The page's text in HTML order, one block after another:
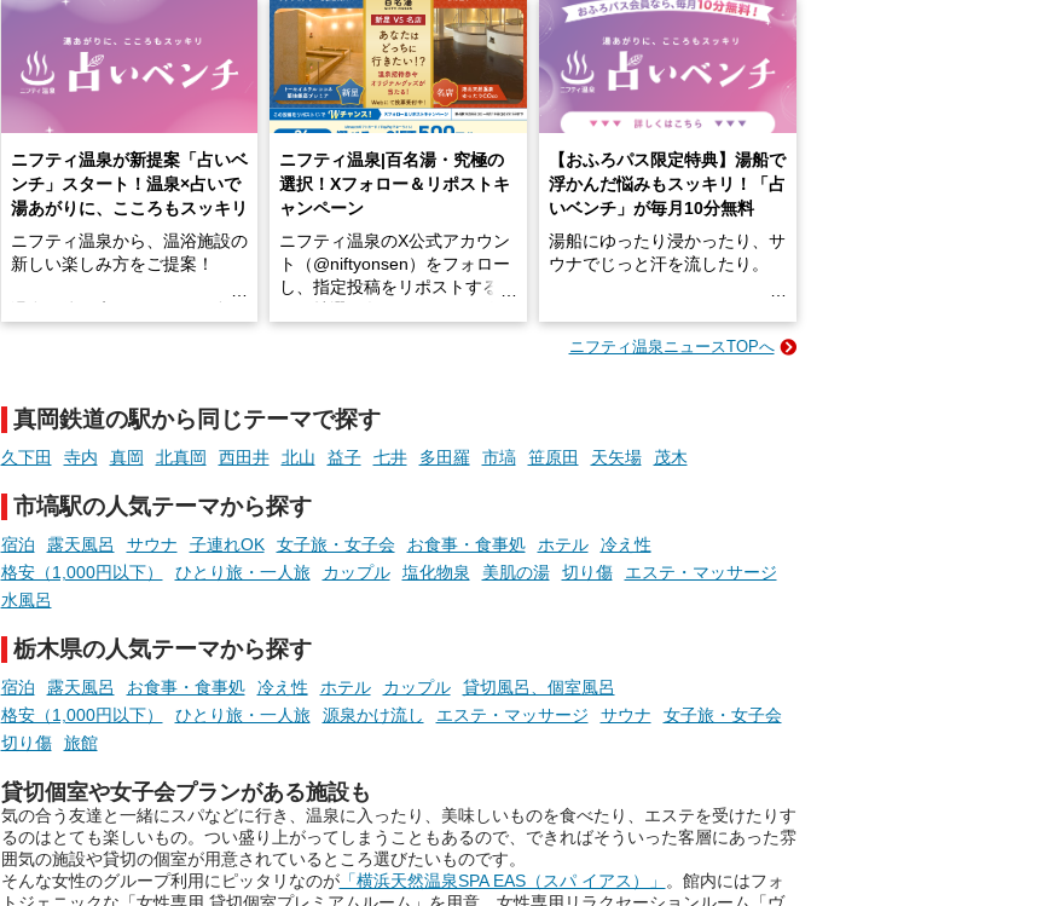
ニフティ温泉が新提案「占いベ
ンチ」スタート！温泉×占いで
湯あがりに、こころもスッキリ
ニフティ温泉から、温浴施設の
新しい楽しみ方をご提案！
手相やタロットなど気軽に楽し
める占いで、“ととのう”おふろ
時間を、もっと特別に。
ニフティ温泉|百名湯・究極の
選択！Xフォロー＆リポストキ
ャンペーン
ニフティ温泉のX公式アカウン
ト（@niftyonsen）をフォロー
し、指定投稿をリポストする
【おふろパス限定特典】湯船で
浮かんだ悩みもスッキリ！「占
いベンチ」が毎月10分無料
湯船にゆったり浸かったり、サ
ウナでじっと汗を流したり。
そんな「一人でぼんやり過ごす
でくることはありませんか？
お風呂でリラックスしているか
らこそ向き合える、大切な自分
の本音。
たら素敵ですよね。
きをプロの占い師に相談するこ
とができるサービスです。
ニフティ温泉ニュースTOPへ
真岡鉄道の駅から同じテーマで探す
久下田 寺内 真岡 北真岡 西田井 北山 益子 七井 多田羅 市塙 笹原田 天矢場 茂木
市塙駅の人気テーマから探す
宿泊 露天風呂 サウナ 子連れOK 女子旅・女子会 お食事・食事処 ホテル
冷え性
格安（1,000円以下）
ひとり旅・一人旅 カップル 塩化物泉 美肌の湯 切り傷
エステ・マッサージ
水風呂
栃木県の人気テーマから探す
宿泊 露天風呂 お食事・食事処 冷え性 ホテル カップル
貸切風呂、個室風呂
格安（1,000円以下）
ひとり旅・一人旅 源泉かけ流し エステ・マッサージ サウナ
女子旅・女子会
切り傷
旅館
貸切個室や女子会プランがある施設も
気の合う友達と一緒にスパなどに行き、温泉に入ったり、美味しいものを食べたり、エステを受けたりす
るのはとても楽しいもの。つい盛り上がってしまうこともあるので、できればそういった客層にあった雰
囲気の施設や貸切の個室が用意されているところ選びたいものです。
そんな女性のグループ利用にピッタリなのが「横浜天然温泉SPA EAS（スパ イアス）」
。館内にはフォ
トジェニックな「女性専用 貸切個室プレミアムルーム」を用意。女性専用リラクセーションルーム「ヴ